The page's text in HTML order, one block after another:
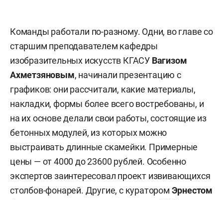
Команды работали по-разному. Одни, во главе со
старшим преподавателем кафедры
изобразительных искусств КГАСУ Вагизом
Ахметзяновым, начинали презентацию с
графиков: они рассчитали, какие материалы,
накладки, формы более всего востребованы, и
на их основе делали свои работы, состоящие из
бетонных модулей, из которых можно
выстраивать длинные скамейки. Примерные
цены — от 4000 до 23600 рублей. Особенно
экспертов заинтересовал проект извивающихся
столбов-фонарей. Другие, с куратором Эрнестом